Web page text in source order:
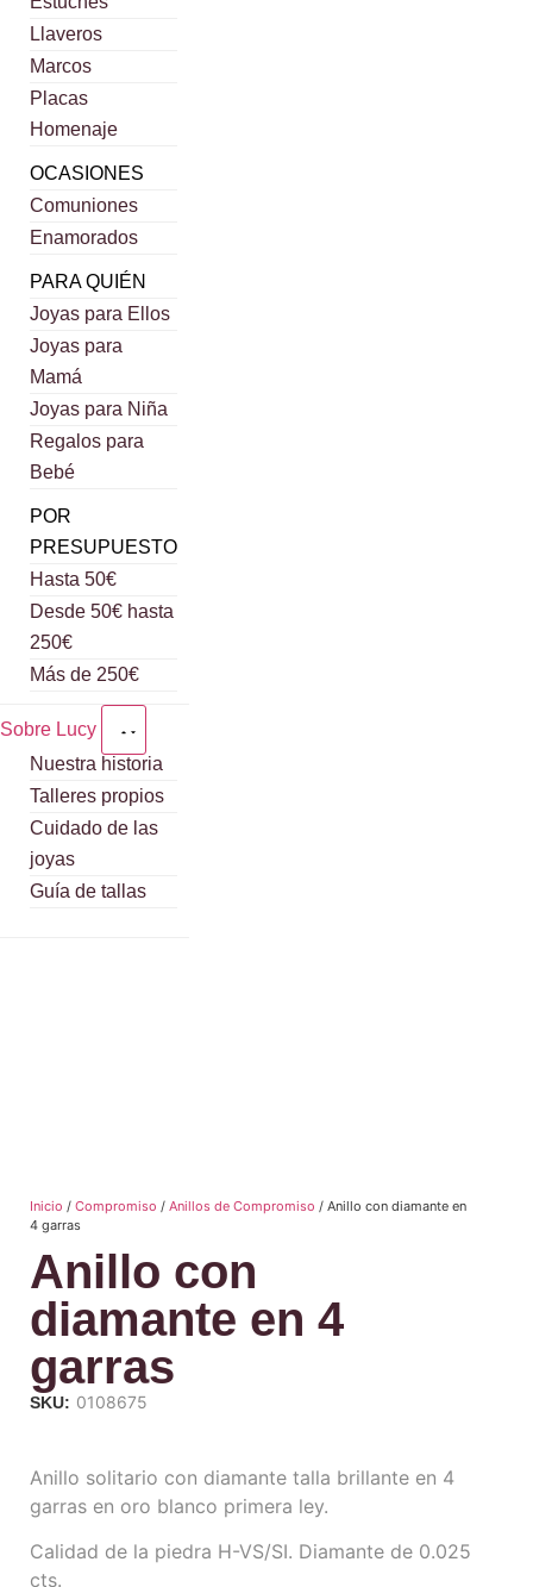
Llaveros
Marcos
Placas
Homenaje
OCASIONES
Comuniones
Enamorados
PARA QUIÉN
Joyas para Ellos
Joyas para
Mamá
Joyas para Niña
Regalos para
Bebé
POR
PRESUPUESTO
Hasta 50€
Desde 50€ hasta
250€
Más de 250€
Sobre Lucy
Nuestra historia
Talleres propios
Cuidado de las
joyas
Guía de tallas
Inicio / Compromiso / Anillos de Compromiso / Anillo con diamante en
4 garras
Anillo con
diamante en 4
garras
SKU: 0108675
Anillo solitario con diamante talla brillante en 4
garras en oro blanco primera ley.
Calidad de la piedra H-VS/SI. Diamante de 0.025
cts.